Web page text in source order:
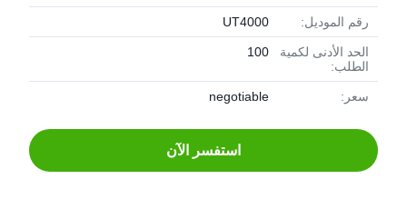
رقم الموديل: UT4000
الحد الأدنى لكمية
الطلب:
100
سعر: negotiable
استفسر الآن